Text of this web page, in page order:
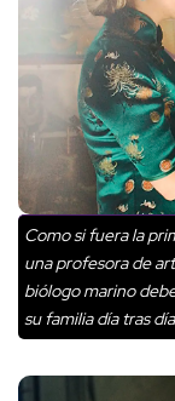
Como si fuera la
una profesora de
biólogo marino
su familia día tras